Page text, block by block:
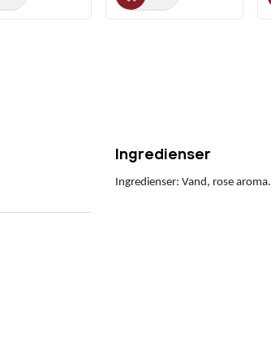
Ingredienser
Ingredienser: Vand, rose aroma.